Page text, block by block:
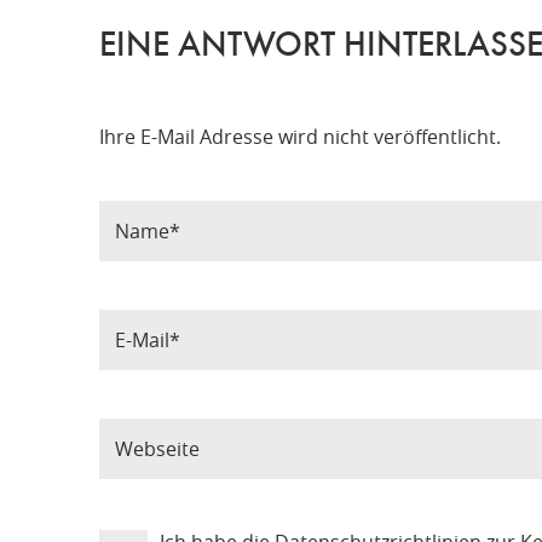
EINE ANTWORT
Ihre E-Mail Adresse wird nicht veröffentlicht.